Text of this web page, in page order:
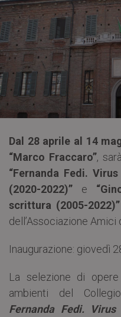
Dal 28 aprile al 14
“Marco Fraccaro”,
“Fernanda Fedi.
(2020-2022)” e
scrittura (2005-2022)”
dell’Associazione Amici
Inaugurazione: giovedì
La selezione di
ambienti del
Fernanda Fedi.